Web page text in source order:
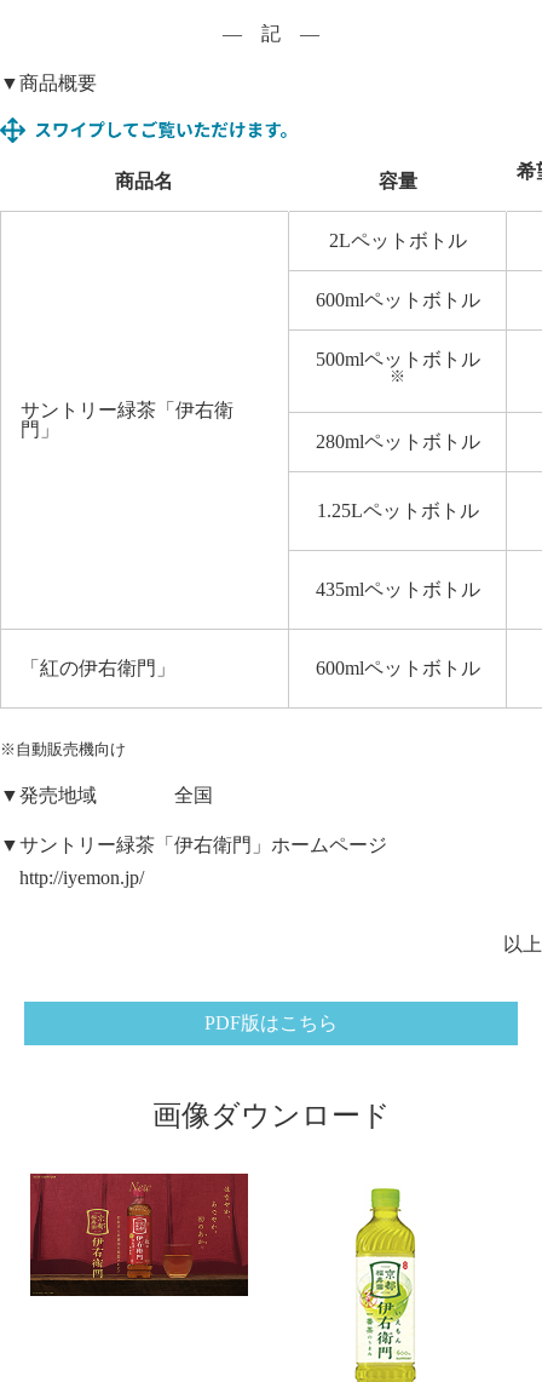
― 記 ―
▼商品概要
商品名 容量
希
サントリー緑茶「伊右衛
門」
2Lペットボトル
600mlペットボトル
500mlペットボトル
※
280mlペットボトル
1.25Lペットボトル
435mlペットボトル
「紅の伊右衛門」 600mlペットボトル
※自動販売機向け
▼発売地域 全国
▼サントリー緑茶「伊右衛門」ホームページ
http://iyemon.jp/
以上
PDF版はこちら
画像ダウンロード